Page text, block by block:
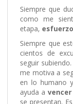
Siempre que
como me
etapa,
Siempre que
cientos de
seguir
me motiva a
en lo humano
ayuda a
se presentan.